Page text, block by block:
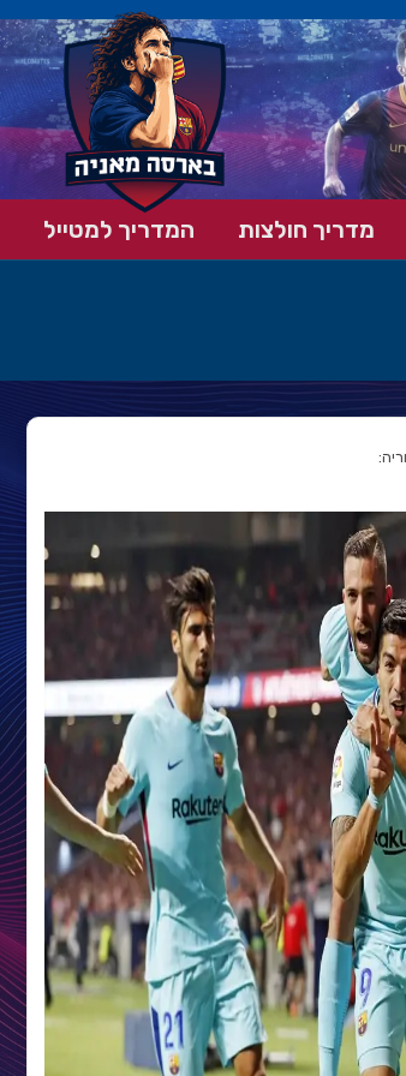
מדריך חולצות המדריך למטייל